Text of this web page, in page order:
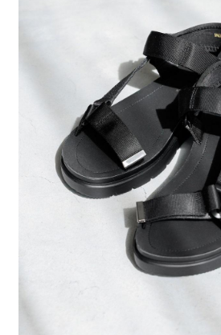
帳／街口支付／iPASS MONEY」等通路繳費。
1.本服務係由「台灣大哥大股份有限公司」（
用戶於交易時，得透過本服務購買商品或服務
買賣價金債權讓與本公司後，依約使用本公司
2.基於同意付款使用「大哥付你分期」之契約
資料（包含姓名、電話或地址）提供予台灣大
由本公司與您本人進行分期帳單所需資料之確
3.完整用戶服務條款，請詳閱以下連結： https://
２．訂單成立數日內，您將收到繳費通知簡訊。
３．收到繳費通知簡訊後14天內，點擊此簡訊
ATM／網路銀行／等多元方式進行付款，方視
※ 請注意：結帳手續完成當下不需立刻繳費，
購買商品的店家。未經商家同意取消之訂單仍
後付繳納相關費用。
※ 交易是否成功請以「AFTEE先享後付 」之結
是否繳費成功／繳費後需取消欲退款等相關疑
客戶支援中心」
https://
【注意事項】
１．透過由恩沛科技股份有限公司提供之「
易，需依本服務之必要範圍內提供個人資料，
權轉讓予恩沛科技股份有限公司。
２．關於個人資料處理事宜，請瀏覽以下網址：
３．未成年的使用者請事先徵得法定代理人或
「AFTEE先享後付」，若未經同意申辦者引起
每筆NT$80，滿NT$1,500(含以上)免運費
每筆NT$80，滿NT$1,500(含以上)免運費
每筆NT$80，滿NT$1,500(含以上)免運費